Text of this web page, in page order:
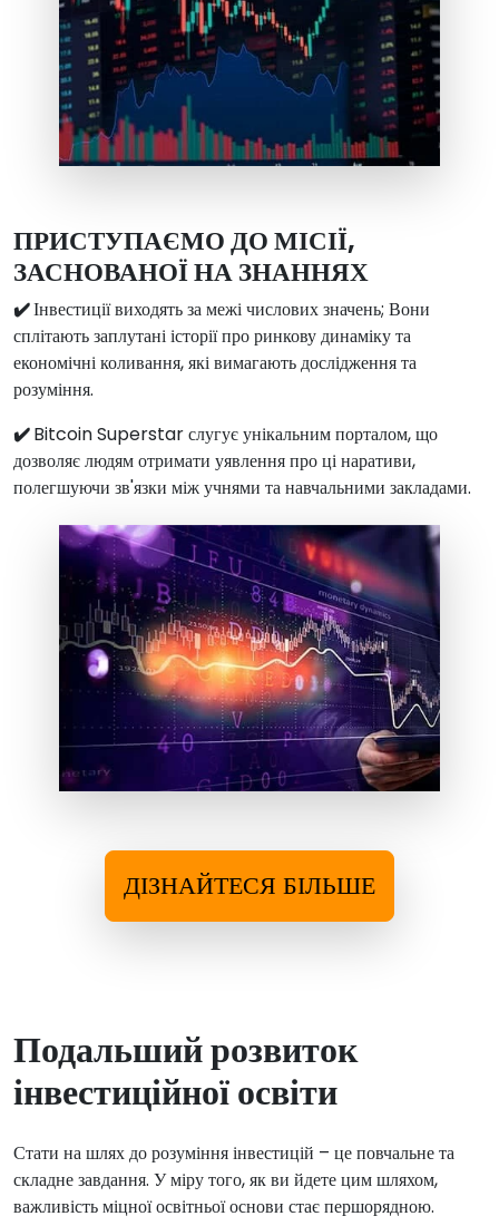
ПРИСТУПАЄМО ДО МІСІЇ,
ЗАСНОВАНОЇ НА ЗНАННЯХ
✔️Інвестиції виходять за межі числових значень; Вони
сплітають заплутані історії про ринкову динаміку та
економічні коливання, які вимагають дослідження та
розуміння.
✔️Bitcoin Superstar слугує унікальним порталом, що
дозволяє людям отримати уявлення про ці наративи,
полегшуючи зв'язки між учнями та навчальними закладами.
ДІЗНАЙТЕСЯ БІЛЬШЕ
Подальший розвиток
інвестиційної освіти
Стати на шлях до розуміння інвестицій – це повчальне та
складне завдання. У міру того, як ви йдете цим шляхом,
важливість міцної освітньої основи стає першорядною.